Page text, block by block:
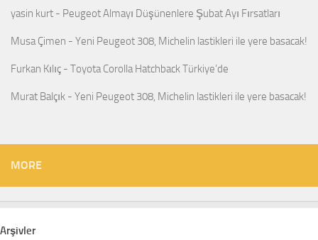
yasin kurt - Peugeot Almayı Düşünenlere Şubat Ayı Fırsatları
Musa Çimen - Yeni Peugeot 308, Michelin lastikleri ile yere basacak!
Furkan Kılıç - Toyota Corolla Hatchback Türkiye’de
Murat Balçık - Yeni Peugeot 308, Michelin lastikleri ile yere basacak!
MORE
Arşivler